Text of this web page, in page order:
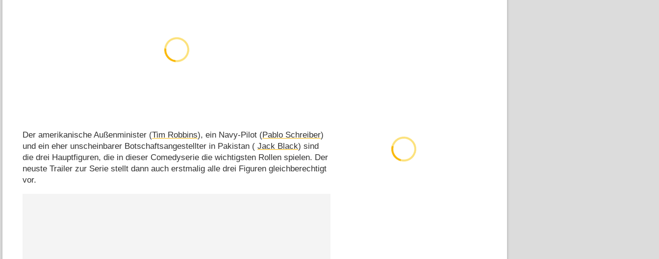
Der amerikanische Außenminister (Tim Robbins), ein Navy-Pilot (Pablo Schreiber)
und ein eher unscheinbarer Botschaftsangestellter in Pakistan (Jack Black) sind
die drei Hauptfiguren, die in dieser Comedyserie die wichtigsten Rollen spielen. Der
neuste Trailer zur Serie stellt dann auch erstmalig alle drei Figuren gleichberechtigt
vor.